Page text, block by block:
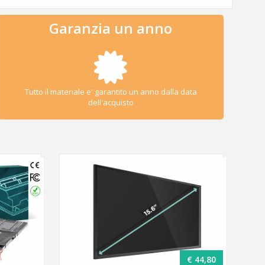
Garanzia un anno
Tutto il materiale e' garantito un anno dalla data
dell'acquisto
€ 44,80